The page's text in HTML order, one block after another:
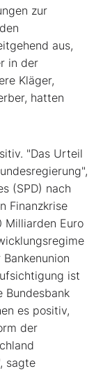
zur
aus,
in der
Kläger,
hatten
"Das Urteil
(SPD) nach
Finanzkrise
Milliarden Euro
ist
Bundesbank
es positiv,
der
sagte